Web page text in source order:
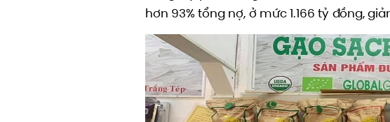
hơn 93% tổng nợ, ở mức 1.166 tỷ đồng,